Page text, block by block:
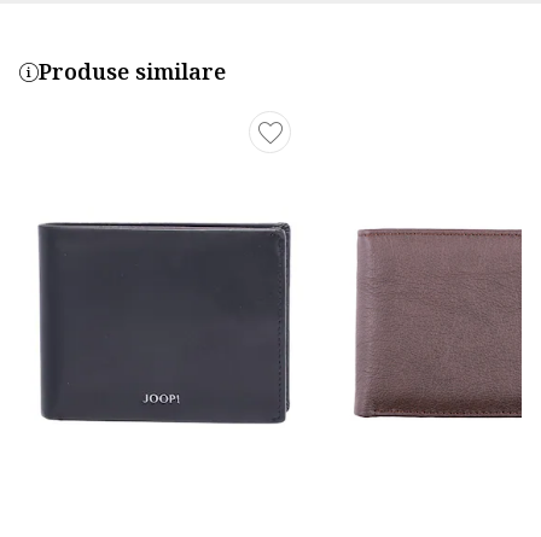
Produse similare